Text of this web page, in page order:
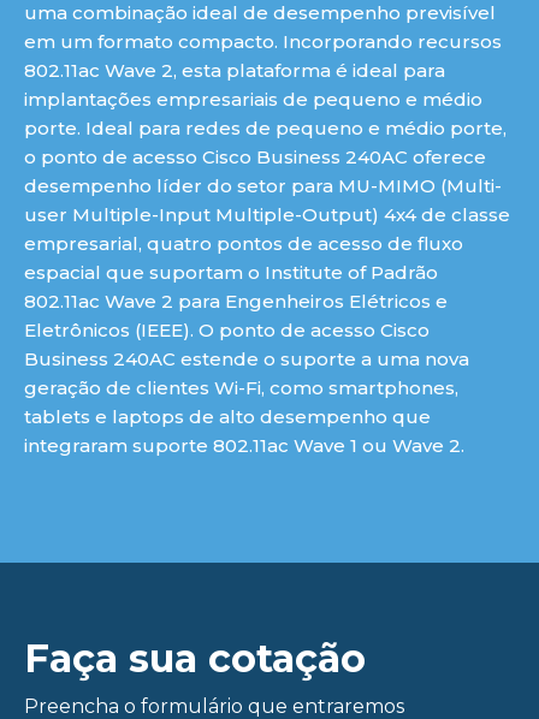
uma combinação ideal de desempenho previsível
em um formato compacto. Incorporando recursos
802.11ac Wave 2, esta plataforma é ideal para
implantações empresariais de pequeno e médio
porte. Ideal para redes de pequeno e médio porte,
o ponto de acesso Cisco Business 240AC oferece
desempenho líder do setor para MU-MIMO (Multi-
user Multiple-Input Multiple-Output) 4x4 de classe
empresarial, quatro pontos de acesso de fluxo
espacial que suportam o Institute of Padrão
802.11ac Wave 2 para Engenheiros Elétricos e
Eletrônicos (IEEE). O ponto de acesso Cisco
Business 240AC estende o suporte a uma nova
geração de clientes Wi-Fi, como smartphones,
tablets e laptops de alto desempenho que
integraram suporte 802.11ac Wave 1 ou Wave 2.
Faça sua cotação
Preencha o formulário que entraremos